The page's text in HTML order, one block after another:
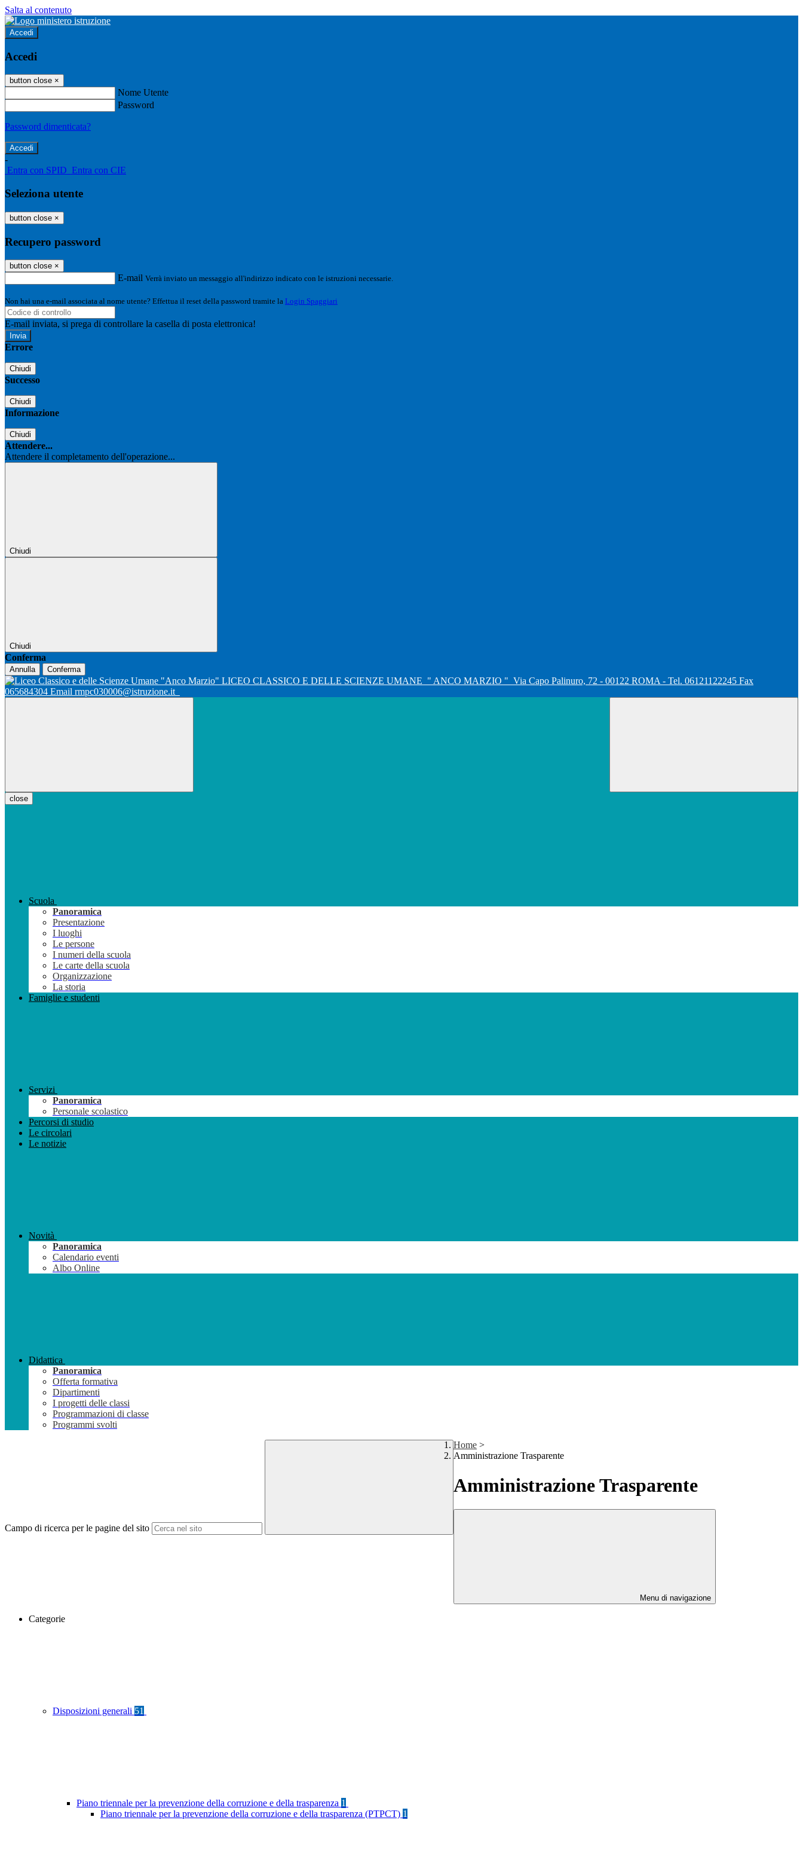
Salta al contenuto
Accedi
Accedi
button close ×
Nome Utente
Password
Password dimenticata?
-
Entra con SPID Entra con CIE
Seleziona utente
button close ×
Recupero password
button close ×
E-mail Verrà inviato un messaggio all'indirizzo indicato con le istruzioni necessarie.
Non hai una e-mail associata al nome utente? Effettua il reset della password tramite la Login Spaggiari
E-mail inviata, si prega di controllare la casella di posta elettronica!
Errore
Chiudi
Successo
Chiudi
Informazione
Chiudi
Attendere...
Attendere il completamento dell'operazione...
Chiudi
Chiudi
Conferma
Annulla Conferma
LICEO CLASSICO E DELLE SCIENZE UMANE " ANCO MARZIO " Via Capo Palinuro, 72 - 00122 ROMA - Tel. 06121122245 Fax
065684304 Email rmpc030006@istruzione.it
close
Scuola
Panoramica
Presentazione
I luoghi
Le persone
I numeri della scuola
Le carte della scuola
Organizzazione
La storia
Famiglie e studenti
Servizi
Panoramica
Personale scolastico
Percorsi di studio
Le circolari
Le notizie
Novità
Panoramica
Calendario eventi
Albo Online
Didattica
Panoramica
Offerta formativa
Dipartimenti
I progetti delle classi
Programmazioni di classe
Programmi svolti
Campo di ricerca per le pagine del sito
Home >
Amministrazione Trasparente
Amministrazione Trasparente
Menu di navigazione
Categorie
Disposizioni generali 51
Piano triennale per la prevenzione della corruzione e della trasparenza 1
Piano triennale per la prevenzione della corruzione e della trasparenza (PTPCT) 1